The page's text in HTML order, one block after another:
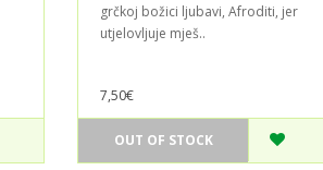
grčkoj božici ljubavi, Afroditi, jer
utjelovljuje mješ..
7,50€
OUT OF STOCK